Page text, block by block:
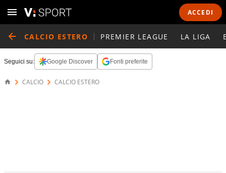
ACCEDI
CALCIO ESTERO PREMIER LEAGUE LA LIGA
Seguici su: Google Discover Fonti preferite
CALCIO CALCIO ESTERO